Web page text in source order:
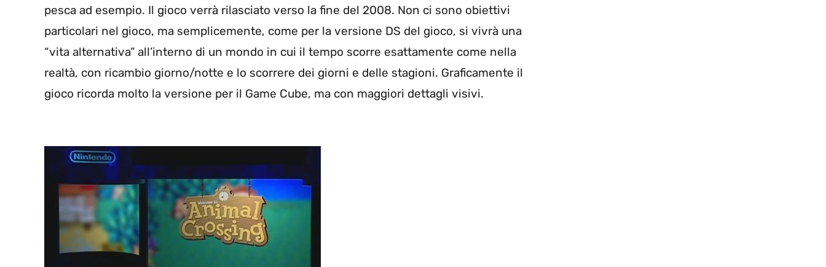
pesca ad esempio. Il gioco verrà rilasciato verso la fine del 2008. Non ci sono obiettivi
particolari nel gioco, ma semplicemente, come per la versione DS del gioco, si vivrà una
“vita alternativa” all’interno di un mondo in cui il tempo scorre esattamente come nella
realtà, con ricambio giorno/notte e lo scorrere dei giorni e delle stagioni. Graficamente il
gioco ricorda molto la versione per il Game Cube, ma con maggiori dettagli visivi.